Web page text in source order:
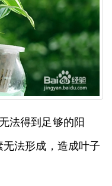
法得到足够的阳
法形成，造成叶子